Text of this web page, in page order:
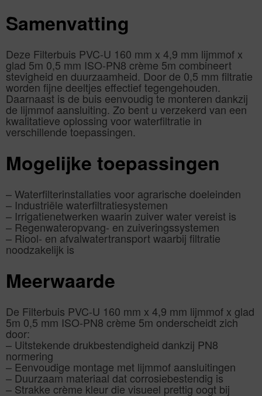
Samenvatting
Deze Filterbuis PVC-U 160 mm x 4,9 mm lijmmof x
glad 5m 0,5 mm ISO-PN8 crème 5m combineert
stevigheid en duurzaamheid. Door de 0,5 mm filtratie
worden fijne deeltjes effectief tegengehouden.
Daarnaast is de buis eenvoudig te monteren dankzij
de lijmmof aansluiting. Zo bent u verzekerd van een
kwalitatieve oplossing voor waterfiltratie in
verschillende toepassingen.
Mogelijke toepassingen
– Waterfilterinstallaties voor agrarische doeleinden
– Industriële waterfiltratiesystemen
– Irrigatienetwerken waarin zuiver water vereist is
– Regenwateropvang- en zuiveringssystemen
– Riool- en afvalwatertransport waarbij filtratie
noodzakelijk is
Meerwaarde
De Filterbuis PVC-U 160 mm x 4,9 mm lijmmof x glad
5m 0,5 mm ISO-PN8 crème 5m onderscheidt zich
door:
– Uitstekende drukbestendigheid dankzij PN8
normering
– Eenvoudige montage met lijmmof aansluitingen
– Duurzaam materiaal dat corrosiebestendig is
– Strakke crème kleur die visueel prettig oogt bij